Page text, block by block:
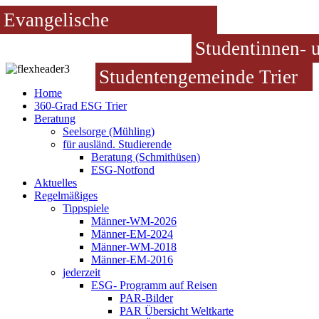
Evangelische
Studentinnen-
Studentengemeinde Trier
Home
360-Grad ESG Trier
Beratung
Seelsorge (Mühling)
für ausländ. Studierende
Beratung (Schmithüsen)
ESG-Notfond
Aktuelles
Regelmäßiges
Tippspiele
Männer-WM-2026
Männer-EM-2024
Männer-WM-2018
Männer-EM-2016
jederzeit
ESG- Programm auf Reisen
PAR-Bilder
PAR Übersicht Weltkarte